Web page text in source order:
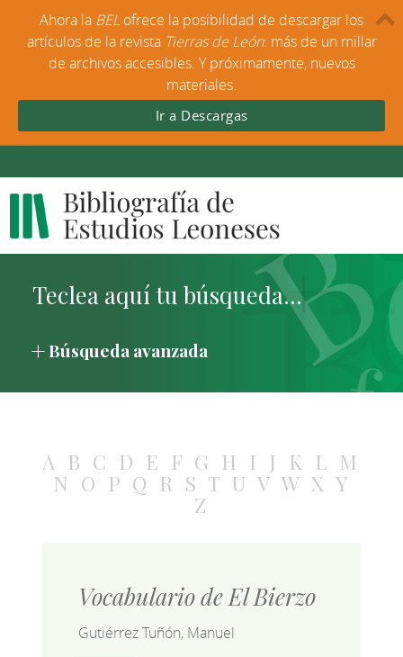
Búsqueda avanzada
A B C D E F G H I J K L M
N O P Q R S T U V W X Y
Z
Vocabulario de El Bierzo
Gutiérrez Tuñón, Manuel
Ahora la BEL ofrece la posibilidad de descargar los
artículos de la revista Tierras de León: más de un millar
de archivos accesibles. Y próximamente, nuevos
materiales.
Ir a Descargas